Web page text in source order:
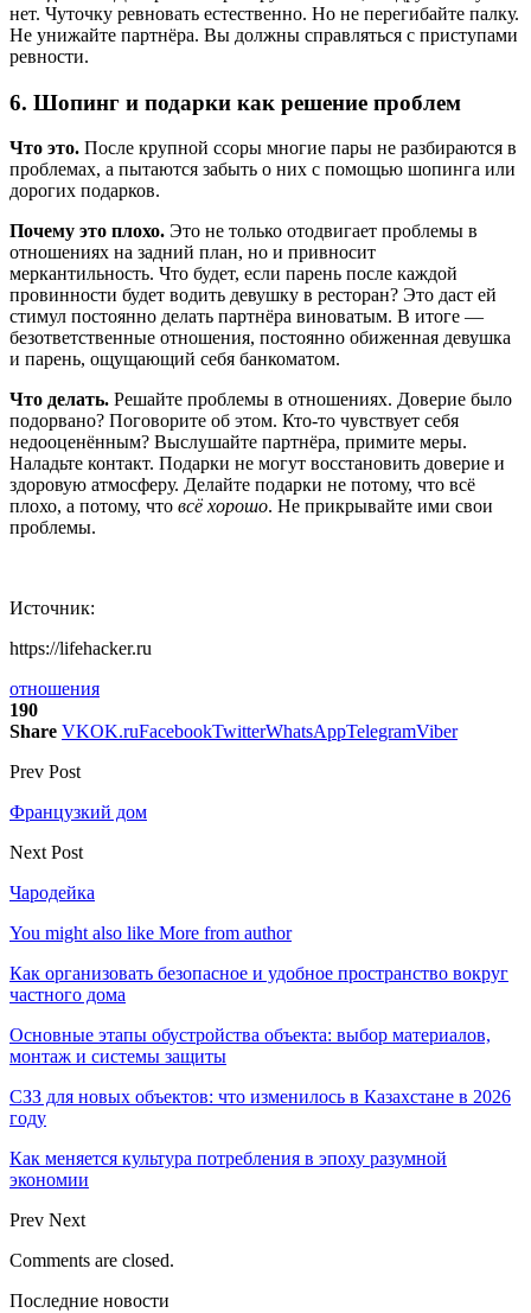
нет. Чуточку ревновать естественно. Но не перегибайте палку.
Не унижайте партнёра. Вы должны справляться с приступами
ревности.
6. Шопинг и подарки как решение проблем
Что это. После крупной ссоры многие пары не разбираются в
проблемах, а пытаются забыть о них с помощью шопинга или
дорогих подарков.
Почему это плохо. Это не только отодвигает проблемы в
отношениях на задний план, но и привносит
меркантильность. Что будет, если парень после каждой
провинности будет водить девушку в ресторан? Это даст ей
стимул постоянно делать партнёра виноватым. В итоге —
безответственные отношения, постоянно обиженная девушка
и парень, ощущающий себя банкоматом.
Что делать. Решайте проблемы в отношениях. Доверие было
подорвано? Поговорите об этом. Кто-то чувствует себя
недооценённым? Выслушайте партнёра, примите меры.
Наладьте контакт. Подарки не могут восстановить доверие и
здоровую атмосферу. Делайте подарки не потому, что всё
плохо, а потому, что всё хорошо. Не прикрывайте ими свои
проблемы.
Источник:
https://lifehacker.ru
отношения
190
Share VKOK.ruFacebookTwitterWhatsAppTelegramViber
Prev Post
Французкий дом
Next Post
Чародейка
You might also like More from author
Как организовать безопасное и удобное пространство вокруг
частного дома
Основные этапы обустройства объекта: выбор материалов,
монтаж и системы защиты
СЗЗ для новых объектов: что изменилось в Казахстане в 2026
году
Как меняется культура потребления в эпоху разумной
экономии
Prev Next
Comments are closed.
Последние новости